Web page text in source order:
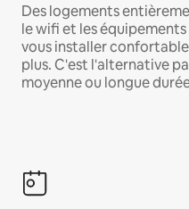
Des logements
le wifi et les
vous installer
plus. C'est l'alternative
moyenne ou longue